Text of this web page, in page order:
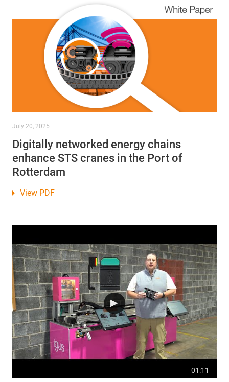
July 20, 2025
Digitally networked energy chains
enhance STS cranes in the Port of
Rotterdam
View PDF
01:11